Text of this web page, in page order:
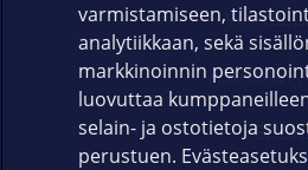
varmistamiseen,
analytiikkaan, sekä
markkinoinnin
luovuttaa
selain- ja ostotietoja
perustuen.